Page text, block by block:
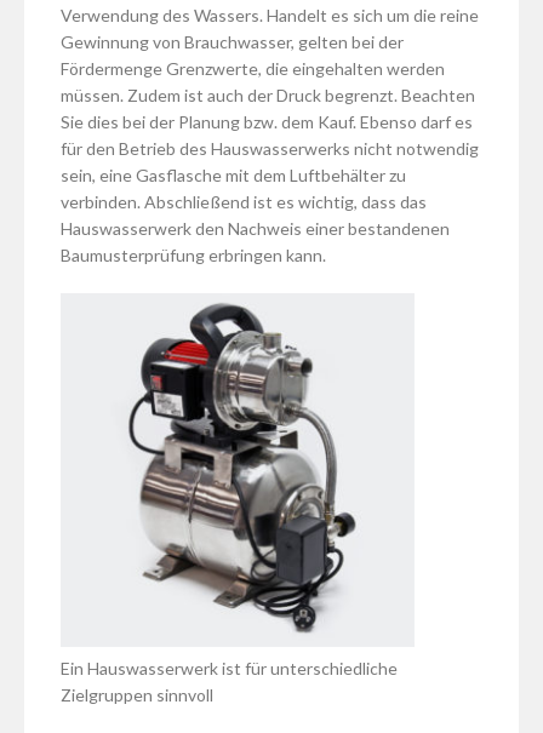
Verwendung des Wassers. Handelt es sich um die reine
Gewinnung von Brauchwasser, gelten bei der
Fördermenge Grenzwerte, die eingehalten werden
müssen. Zudem ist auch der Druck begrenzt. Beachten
Sie dies bei der Planung bzw. dem Kauf. Ebenso darf es
für den Betrieb des Hauswasserwerks nicht notwendig
sein, eine Gasflasche mit dem Luftbehälter zu
verbinden. Abschließend ist es wichtig, dass das
Hauswasserwerk den Nachweis einer bestandenen
Baumusterprüfung erbringen kann.
Ein Hauswasserwerk ist für unterschiedliche
Zielgruppen sinnvoll